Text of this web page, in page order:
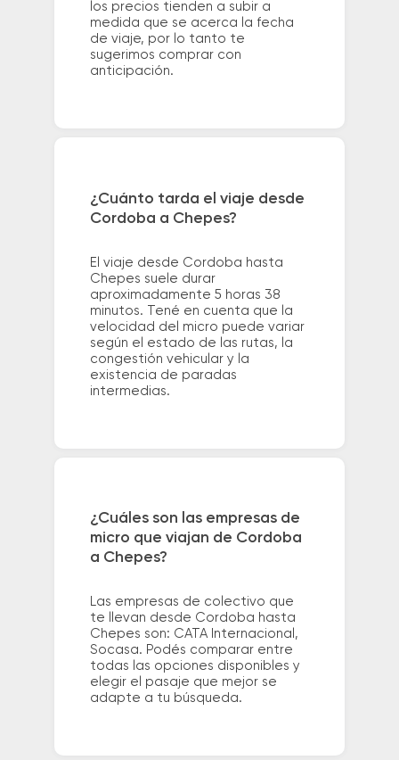
los precios tienden a subir a
medida que se acerca la fecha
de viaje, por lo tanto te
sugerimos comprar con
anticipación.
¿Cuánto tarda el viaje desde
Cordoba a Chepes?
El viaje desde Cordoba hasta
Chepes suele durar
aproximadamente 5 horas 38
minutos. Tené en cuenta que la
velocidad del micro puede variar
según el estado de las rutas, la
congestión vehicular y la
existencia de paradas
intermedias.
¿Cuáles son las empresas de
micro que viajan de Cordoba
a Chepes?
Las empresas de colectivo que
te llevan desde Cordoba hasta
Chepes son: CATA Internacional,
Socasa. Podés comparar entre
todas las opciones disponibles y
elegir el pasaje que mejor se
adapte a tu búsqueda.